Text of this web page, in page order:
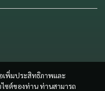
เพิ่มประสิทธิภาพและ
ซต์ของท่าน ท่านสามารถ